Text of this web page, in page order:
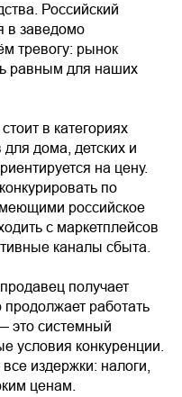
Российский
в заведомо
тревогу: рынок
равным для наших
в категориях
дома, детских и
на цену.
по
российское
с маркетплейсов
каналы сбыта.
получает
продолжает работать
это системный
условия конкуренции.
издержки: налоги,
ценам.